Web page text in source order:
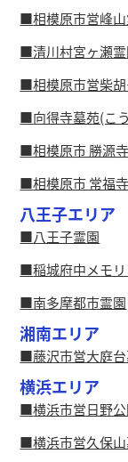
相模原市営峰
清川村宮ヶ瀬
相模原市営柴
向得寺墓苑(こ
相模原市 勝源
相模原市 常福
八王子エリア
八王子霊園
稲城府中メモ
南多摩都市霊園
湘南エリア
藤沢市営大庭
横浜エリア
横浜市営日野
横浜市営久保